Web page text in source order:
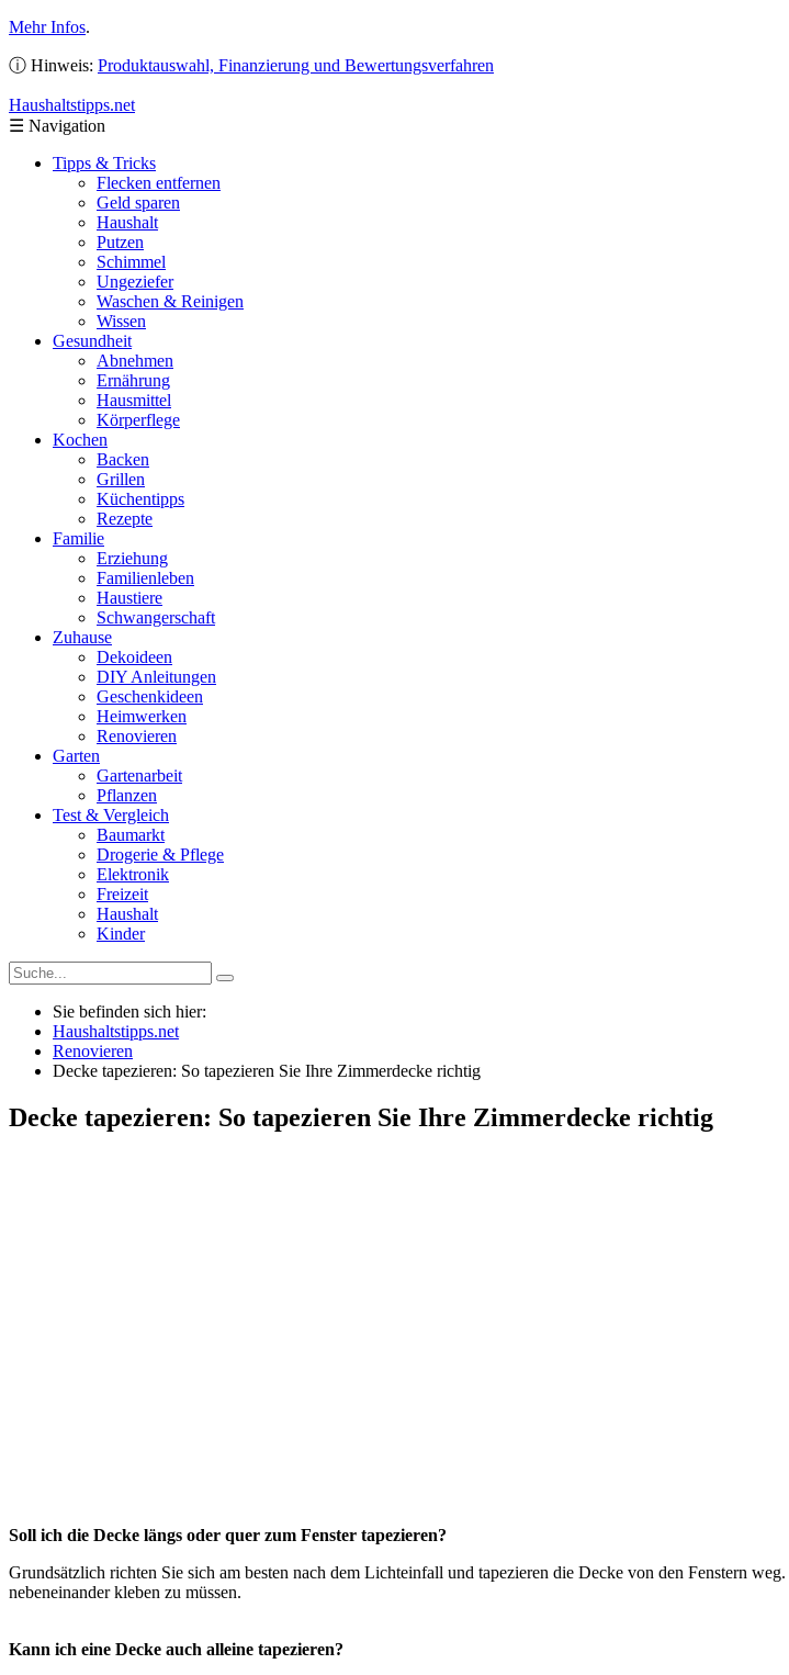
Mehr Infos.
ⓘ Hinweis: Produktauswahl, Finanzierung und Bewertungsverfahren
Haushaltstipps.net
☰ Navigation
Tipps & Tricks
Flecken entfernen
Geld sparen
Haushalt
Putzen
Schimmel
Ungeziefer
Waschen & Reinigen
Wissen
Gesundheit
Abnehmen
Ernährung
Hausmittel
Körperflege
Kochen
Backen
Grillen
Küchentipps
Rezepte
Familie
Erziehung
Familienleben
Haustiere
Schwangerschaft
Zuhause
Dekoideen
DIY Anleitungen
Geschenkideen
Heimwerken
Renovieren
Garten
Gartenarbeit
Pflanzen
Test & Vergleich
Baumarkt
Drogerie & Pflege
Elektronik
Freizeit
Haushalt
Kinder
Sie befinden sich hier:
Haushaltstipps.net
Renovieren
Decke tapezieren: So tapezieren Sie Ihre Zimmerdecke richtig
Decke tapezieren: So tapezieren Sie Ihre Zimmerdecke richtig
Soll ich die Decke längs oder quer zum Fenster tapezieren?
Grundsätzlich richten Sie sich am besten nach dem Lichteinfall und tapezieren die Decke von den Fenstern
nebeneinander kleben zu müssen.
Kann ich eine Decke auch alleine tapezieren?